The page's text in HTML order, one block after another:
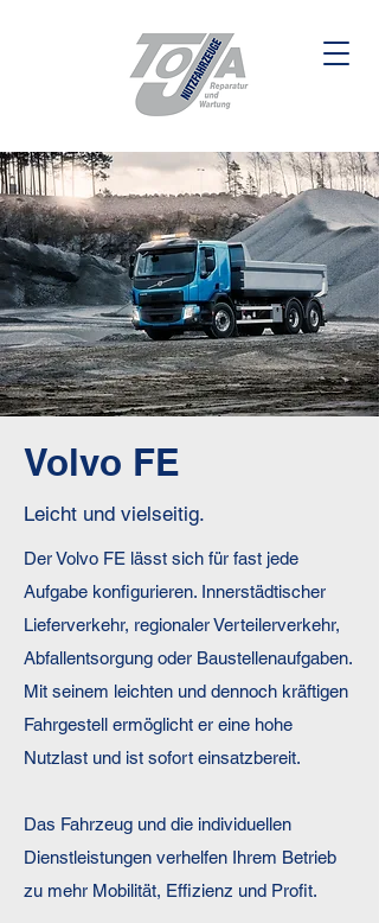
Volvo FE
Leicht und vielseitig.
Der Volvo FE lässt sich für fast jede
Aufgabe konfigurieren. Innerstädtischer
Lieferverkehr, regionaler Verteilerverkehr,
Abfallentsorgung oder Baustellenaufgaben.
Mit seinem leichten und dennoch kräftigen
Fahrgestell ermöglicht er eine hohe
Nutzlast und ist sofort einsatzbereit.
Das Fahrzeug und die individuellen
Dienstleistungen verhelfen Ihrem Betrieb
zu mehr Mobilität, Effizienz und Profit.